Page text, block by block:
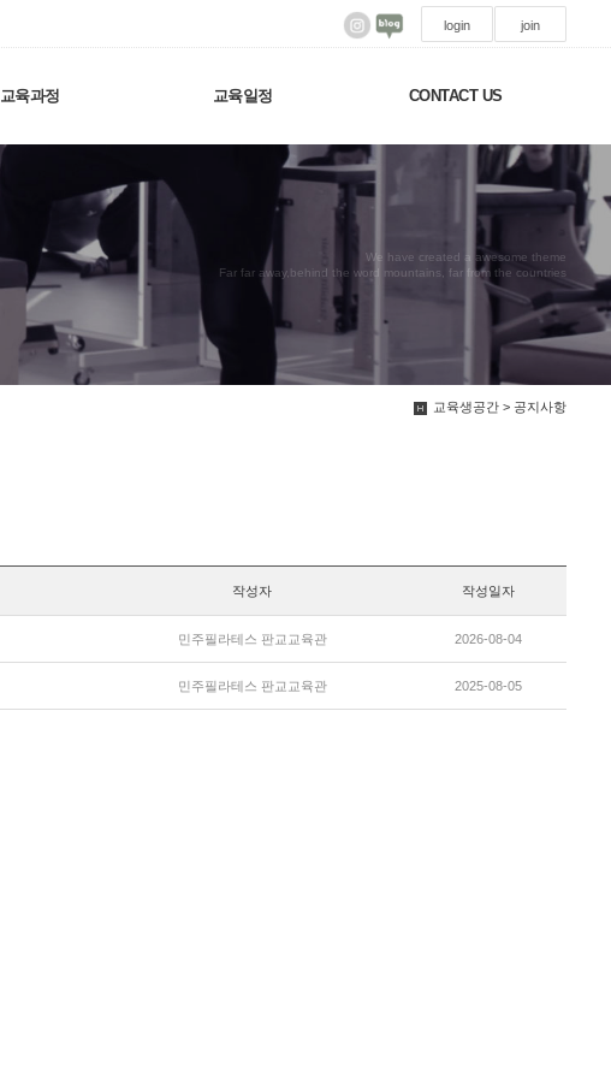
login join
교육과정 교육일정 CONTACT US
We have created a awesome theme
Far far away,behind the word mountains, far from the countries
교육생공간 > 공지사항
작성자 작성일자
민주필라테스 판교교육관 2026-08-04
민주필라테스 판교교육관 2025-08-05